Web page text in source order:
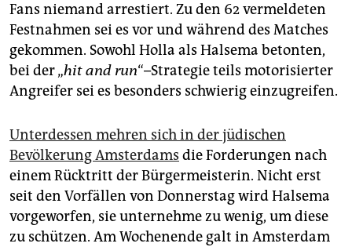
Fans niemand arrestiert. Zu den 62 vermeldeten
Festnahmen sei es vor und während des Matches
gekommen. Sowohl Holla als Halsema betonten,
bei der „hit and run“–Strategie teils motorisierter
Angreifer sei es besonders schwierig einzugreifen.
Unterdessen mehren sich in der jüdischen
Bevölkerung Amsterdams die Forderungen nach
einem Rücktritt der Bürgermeisterin. Nicht erst
seit den Vorfällen von Donnerstag wird Halsema
vorgeworfen, sie unternehme zu wenig, um diese
zu schützen. Am Wochenende galt in Amsterdam